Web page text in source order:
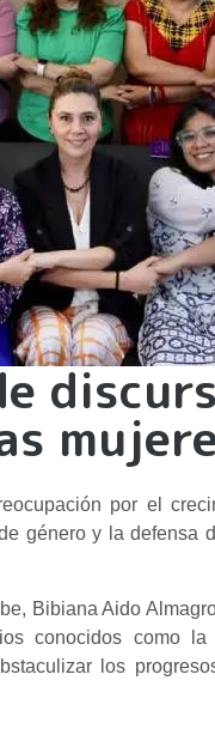
por el
género y la defensa
Bibiana Aido
conocidos como la
los